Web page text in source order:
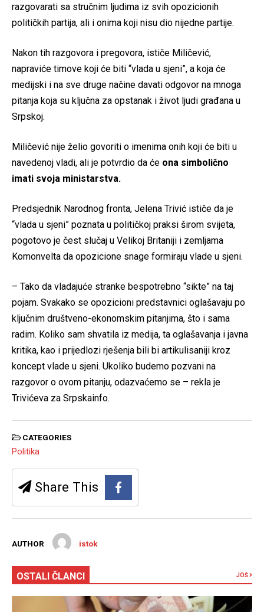
razgovarati sa stručnim ljudima iz svih opozicionih
političkih partija, ali i onima koji nisu dio nijedne partije.
Nakon tih razgovora i pregovora, ističe Miličević,
napraviće timove koji će biti “vlada u sjeni”, a koja će
medijski i na sve druge načine davati odgovor na mnoga
pitanja koja su ključna za opstanak i život ljudi građana u
Srpskoj.
Miličević nije želio govoriti o imenima onih koji će biti u
navedenoj vladi, ali je potvrdio da će ona simbolično
imati svoja ministarstva.
Predsjednik Narodnog fronta, Jelena Trivić ističe da je
“vlada u sjeni” poznata u političkoj praksi širom svijeta,
pogotovo je čest slučaj u Velikoj Britaniji i zemljama
Komonvelta da opozicione snage formiraju vlade u sjeni.
– Tako da vladajuće stranke bespotrebno “sikte” na taj
pojam. Svakako se opozicioni predstavnici oglašavaju po
ključnim društveno-ekonomskim pitanjima, što i sama
radim. Koliko sam shvatila iz medija, ta oglašavanja i javna
kritika, kao i prijedlozi rješenja bili bi artikulisaniji kroz
koncept vlade u sjeni. Ukoliko budemo pozvani na
razgovor o ovom pitanju, odazvaćemo se – rekla je
Trivićeva za Srpskainfo.
CATEGORIES
Politika
Share This
AUTHOR istok
OSTALI ČLANCI JOŠ